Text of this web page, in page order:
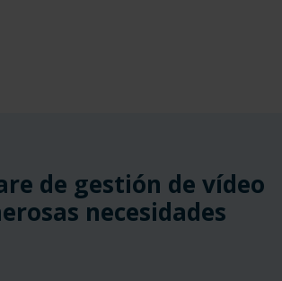
de gestión de vídeo
necesidades